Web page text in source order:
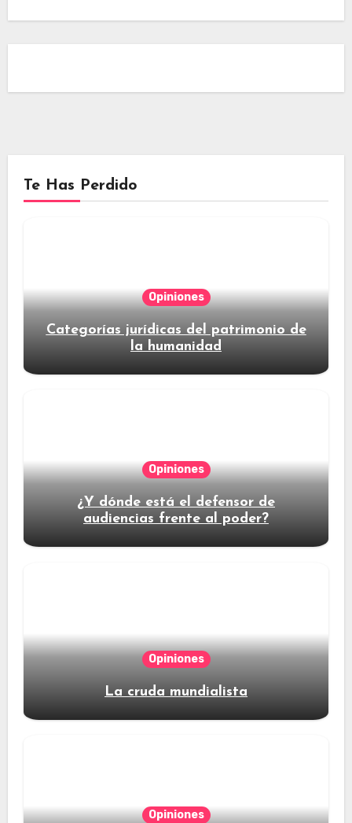
Te Has Perdido
Opiniones
Categorías jurídicas del patrimonio de
la humanidad
Opiniones
¿Y dónde está el defensor de
audiencias frente al poder?
Opiniones
La cruda mundialista
Opiniones